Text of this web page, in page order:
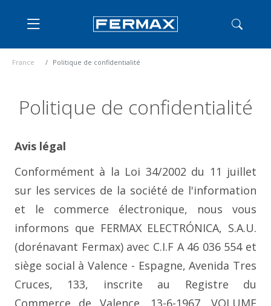
France Politique de confidentialité
Politique de confidentialité
Avis légal
Conformément à la Loi 34/2002 du 11 juillet
sur les services de la société de l'information
et le commerce électronique, nous vous
informons que FERMAX ELECTRÓNICA, S.A.U.
(dorénavant Fermax) avec C.I.F A 46 036 554 et
siège social à Valence - Espagne, Avenida Tres
Cruces, 133, inscrite au Registre du
Commerce de Valence, 13-6-1967, VOLUME